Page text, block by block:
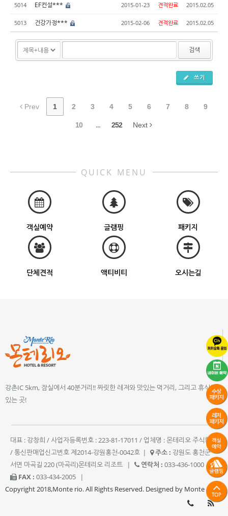
5014 EF컨설*** 2015-01-23 견적완료 2015.02.05
5013 건강가정*** 2015-02-06 견적완료 2015.02.05
검색
쓰기
Prev 1 2 3 4 5 6 7 8 9
10 ... 252 Next
QUICK MENU
객실예약 글램핑 패키지
단체견적 액티비티 오시는길
강촌IC 5km, 잠실에서 40분거리!! 짜릿한 레져와 맛있는 먹거리, 그리고 휴식이
있는 곳!
대표 : 강창희 / 사업자등록번호 : 223-81-17011 / 업체명 : 몬테리오 주식회사
/ 통신판매업신고번호 제2014-강원홍천-0042호 | 주소 : 강원도 홍천군
서면 마곡길 220 (마곡리)몬테리오 리조트
| 연락처 : 033-436-1000
|
FAX : 033-434-2005
|
Copyright 2018,Monte rio. All Rights Reserved. Designed by Monte rio.